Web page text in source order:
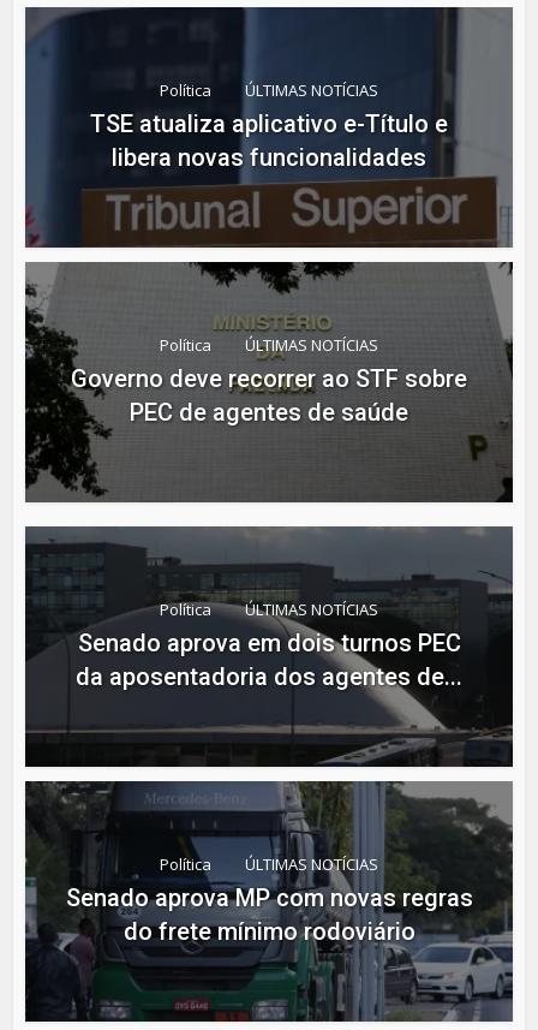
Política ÚLTIMAS NOTÍCIAS
TSE atualiza aplicativo e-Título e
libera novas funcionalidades
Política ÚLTIMAS NOTÍCIAS
Governo deve recorrer ao STF sobre
PEC de agentes de saúde
Política ÚLTIMAS NOTÍCIAS
Senado aprova em dois turnos PEC
da aposentadoria dos agentes de...
Política ÚLTIMAS NOTÍCIAS
Senado aprova MP com novas regras
do frete mínimo rodoviário